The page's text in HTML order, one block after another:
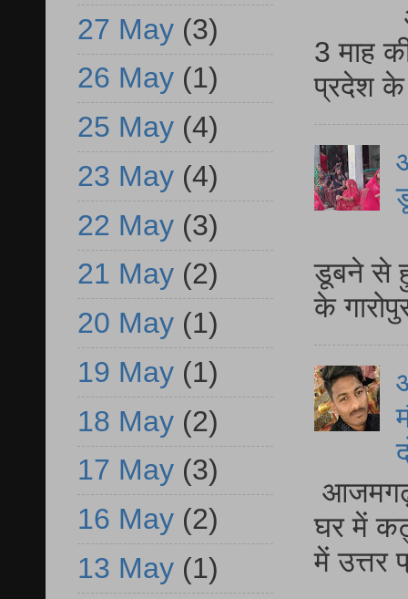
3 माह
प्रदेश
डूबने से
के
घर में
में
27 May (3)
26 May (1)
25 May (4)
23 May (4)
22 May (3)
21 May (2)
20 May (1)
19 May (1)
18 May (2)
17 May (3)
16 May (2)
13 May (1)